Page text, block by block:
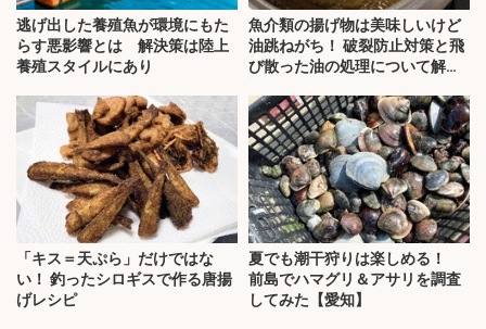
逃げ出した養殖魚が環境にもた
らす悪影響とは 解決策は陸上
養殖スタイルにあり
魚介類の揚げ物は美味しいけど
油跳ねがち！ 破裂防止対策と飛
び散った油の処理について解
「キス＝天ぷら」だけではな
い！ 釣ったシロギスで作る唐揚
げレシピ
夏でも潮干狩りは楽しめる！
前島でハマグリ＆アサリを調査
してみた【愛知】